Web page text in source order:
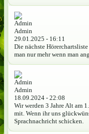
Admin
29.01.2025 - 16:11
Die nächste
man nur mehr wenn man
Admin
18.09.2024 - 22:08
Wir werden 3 Jahre Alt am
mit. Wenn ihr uns
Sprachnachricht schicken.